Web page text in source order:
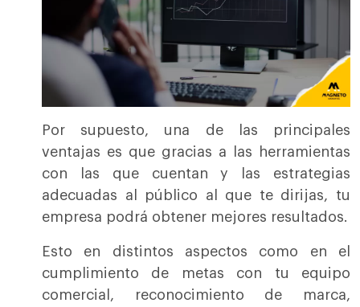
Por supuesto, una de las principales
ventajas es que gracias a las herramientas
con las que cuentan y las estrategias
adecuadas al público al que te dirijas, tu
empresa podrá obtener mejores resultados.
Esto en distintos aspectos como en el
cumplimiento de metas con tu equipo
comercial, reconocimiento de marca,